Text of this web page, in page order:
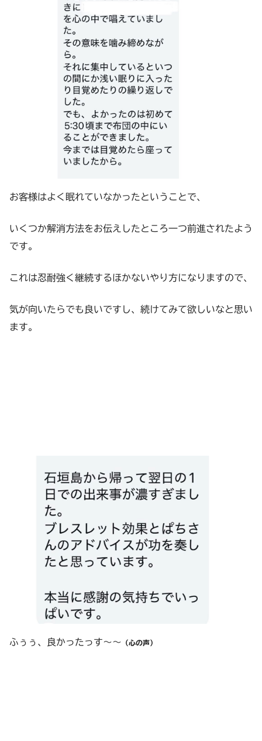
お客様はよく眠れていなかったということで、
いくつか解消方法をお伝えしたところ一つ前進されたよう
です。
これは忍耐強く継続するほかないやり方になりますので、
気が向いたらでも良いですし、続けてみて欲しいなと思い
ます。
ふぅぅ、良かったっす～～ （心の声）